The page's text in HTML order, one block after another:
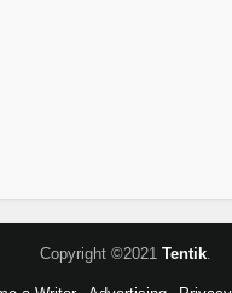
Copyright ©2021 Tentik